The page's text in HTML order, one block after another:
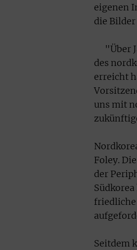
eigenen
die
"Über
des
erreicht
uns mit
Foley.
der
friedliche
Seitdem